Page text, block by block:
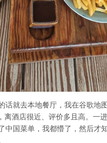
话就去本地餐厅，我在谷歌地
离酒店很近、评价多且高。一
中国菜单，我都懵了，然后才